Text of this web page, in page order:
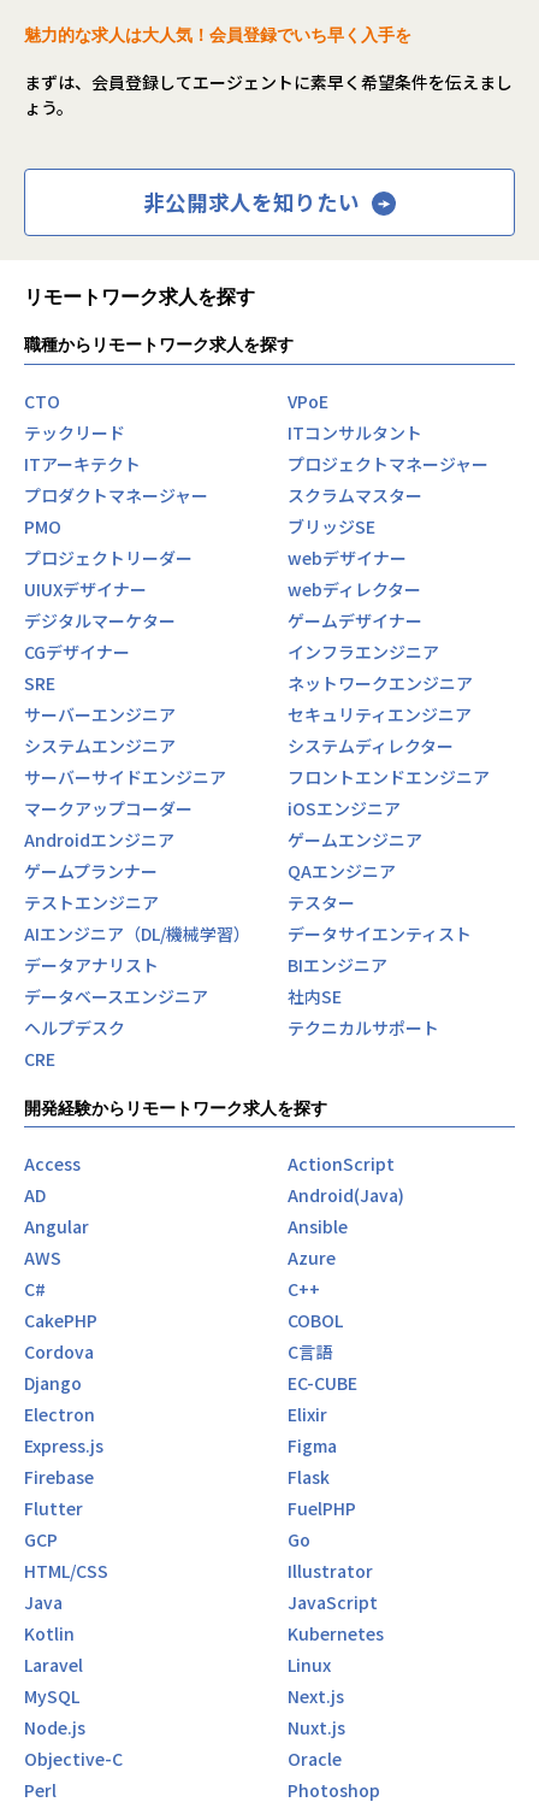
魅力的な求人は大人気！会員登録でいち早く入手を
まずは、会員登録してエージェントに素早く希望条件を伝えまし
ょう。
非公開求人を知りたい
リモートワーク求人を探す
職種からリモートワーク求人を探す
CTO
VPoE
テックリード
ITコンサルタント
ITアーキテクト
プロジェクトマネージャー
プロダクトマネージャー
スクラムマスター
PMO
ブリッジSE
プロジェクトリーダー
webデザイナー
UIUXデザイナー
webディレクター
デジタルマーケター
ゲームデザイナー
CGデザイナー
インフラエンジニア
SRE
ネットワークエンジニア
サーバーエンジニア
セキュリティエンジニア
システムエンジニア
システムディレクター
サーバーサイドエンジニア
フロントエンドエンジニア
マークアップコーダー
iOSエンジニア
Androidエンジニア
ゲームエンジニア
ゲームプランナー
QAエンジニア
テストエンジニア
テスター
AIエンジニア（DL/機械学習）
データサイエンティスト
データアナリスト
BIエンジニア
データベースエンジニア
社内SE
ヘルプデスク
テクニカルサポート
CRE
開発経験からリモートワーク求人を探す
Access
ActionScript
AD
Android(Java)
Angular
Ansible
AWS
Azure
C#
C++
CakePHP
COBOL
Cordova
C言語
Django
EC-CUBE
Electron
Elixir
Express.js
Figma
Firebase
Flask
Flutter
FuelPHP
GCP
Go
HTML/CSS
Illustrator
Java
JavaScript
Kotlin
Kubernetes
Laravel
Linux
MySQL
Next.js
Node.js
Nuxt.js
Objective-C
Oracle
Perl
Photoshop